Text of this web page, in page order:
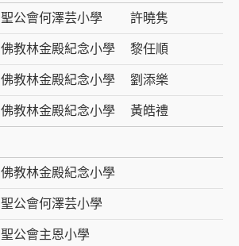
聖公會何澤芸小學 許曉隽
佛教林金殿紀念小學 黎任順
佛教林金殿紀念小學 劉添樂
佛教林金殿紀念小學 黃皓禮
佛教林金殿紀念小學
聖公會何澤芸小學
聖公會主恩小學